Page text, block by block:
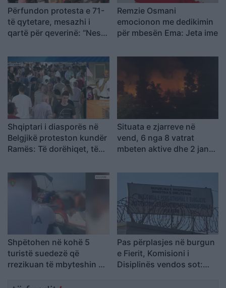
Përfundon protesta e 71-
të qytetare, mesazhi i
qartë për qeverinë: “Nesër
largimi i Ramës
Remzie Osmani
emocionon me dedikimin
për mbesën Ema: Jeta ime
Shqiptari i diasporës në
Belgjikë proteston kundër
Ramës: Të dorëhiqet, të
Shqipërinë larg politikës
së vjetër
Situata e zjarreve në
vend, 6 nga 8 vatrat
mbeten aktive dhe 2 janë
Shpëtohen në kohë 5
turistë suedezë që
rrezikuan të mbyteshin në
Pas përplasjes në burgun
e Fierit, Komisioni i
Disiplinës vendos sot: